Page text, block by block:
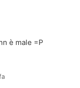
è male =P